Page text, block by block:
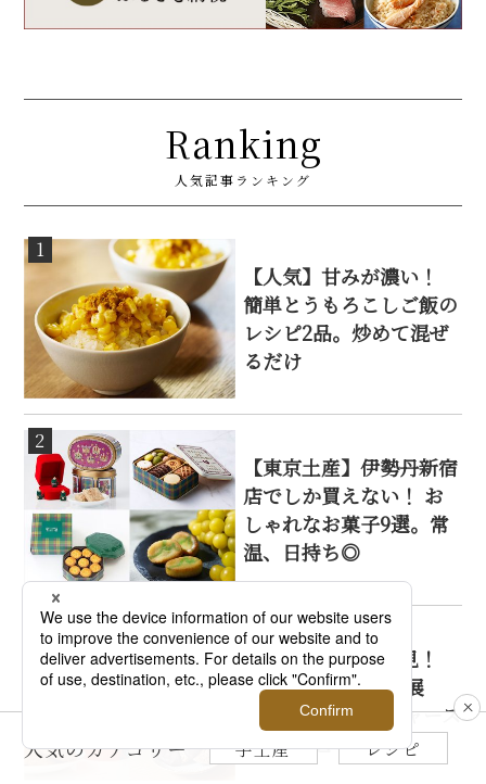
Ranking
人気記事ランキング
1
【人気】甘みが濃い！
簡単とうもろこしご飯の
レシピ2品。炒めて混ぜ
るだけ
2
【東京土産】伊勢丹新宿
店でしか買えない！ お
しゃれなお菓子9選。常
温、日持ち◎
3
ジンジャー好き必見！
【日本橋三越 英国展
2026】推しジンジャース
イーツ8選
人気のカテゴリー 手土産 レシピ